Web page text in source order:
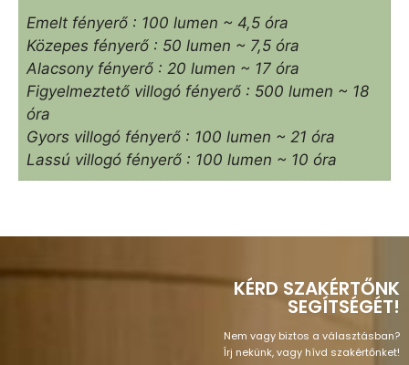
Emelt fényerő : 100 lumen ~ 4,5 óra
Közepes fényerő : 50 lumen ~ 7,5 óra
Alacsony fényerő : 20 lumen ~ 17 óra
Figyelmeztető villogó fényerő : 500 lumen ~ 18
óra
Gyors villogó fényerő : 100 lumen ~ 21 óra
Lassú villogó fényerő : 100 lumen ~ 10 óra
KÉRD SZAKÉRTŐNK
SEGÍTSÉGÉT!
Nem vagy biztos a választásban?
Írj nekünk, vagy hívd szakértőnket!